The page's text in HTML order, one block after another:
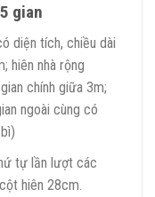
gian
diện tích, chiều dài
hiên nhà rộng
chính giữa 3m;
ngoài cùng có
tự lần lượt các
hiên 28cm.